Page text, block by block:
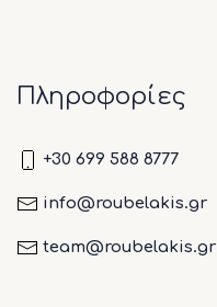
Πληροφορίες
+30 699 588 8777
info@roubelakis.gr
team@roubelakis.gr